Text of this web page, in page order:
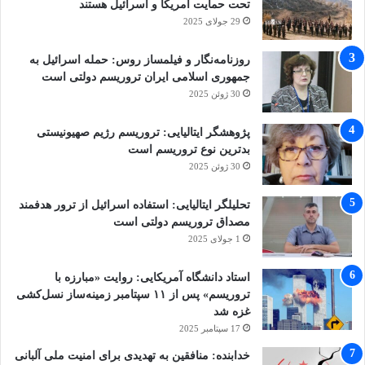
بخشی از درد است. آسیب‌های روانی مانند اختلال
استرس پس از سانحه، فراموشی انتخابی،
لکنت‌زبان ناگهانی، شب‌ادراری و خودزنی در میان
کودکان مناطق جنگی به یک اپیدمی خاموش تبدیل
شده است.
از کودکان بیروت و غزه تا فرشتگان میناب
از تصویب ۴ ژوئن به‌عنوان روز جهانی کودکان
قربانی تهاجم در مجمع‌عمومی سازمان ملل متحد
۴۴ سال می‌گذرد؛ ولی جنگ و جنایات علیه کودکان
نه‌تنها کمتر نشده؛ بلکه به‌مراتب فزونی یافته است.
تحت حمایت امریکا و اسرائیل هستند
29 جولای 2025
روزنامه‌نگار و فیلمساز روس: حمله اسرائیل به
جمهوری اسلامی ایران تروریسم دولتی است
30 ژوئن 2025
پژوهشگر ایتالیایی: تروریسم رژیم صهیونیستی
بدترین نوع تروریسم است
30 ژوئن 2025
تحلیلگر ایتالیایی: استفاده اسرائیل از ترور هدفمند
مصداق تروریسم دولتی است
1 جولای 2025
استاد دانشگاه آمریکایی: روایت «مبارزه با
تروریسم» پس از ۱۱ سپتامبر زمینه‌ساز نسل‌کشی
غزه شد
17 سپتامبر 2025
خدابنده: منافقین به تهدیدی برای امنیت ملی آلبانی